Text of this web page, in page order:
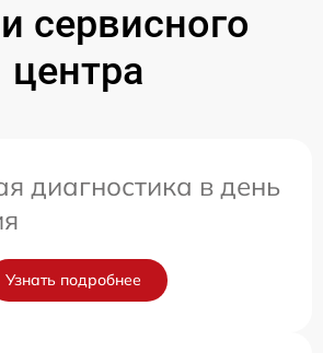
сервисного
центра
диагностика в день
Узнать подробнее